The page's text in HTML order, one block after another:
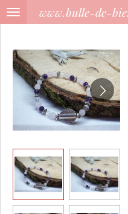
Passer
principal
www.bulle-de-